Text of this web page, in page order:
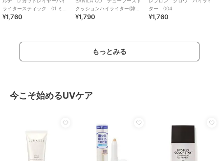
ライタースティック 01 ミル
キービーム
¥1,760
クッションハイライター(韓国
コスメ)
¥1,790
ター 004
¥1,760
もっとみる
今こそ始めるUVケア